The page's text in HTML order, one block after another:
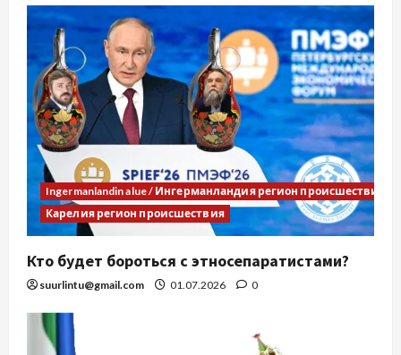
Ingermanlandin alue / Ингерманландия регион происшествия
Карелия регион происшествия
Кто будет бороться с этносепаратистами?
suurlintu@gmail.com 01.07.2026 0